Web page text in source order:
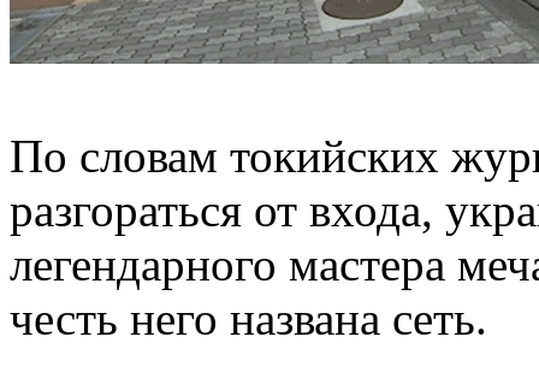
По словам токийских
разгораться от входа,
легендарного мастера
честь него названа сеть.